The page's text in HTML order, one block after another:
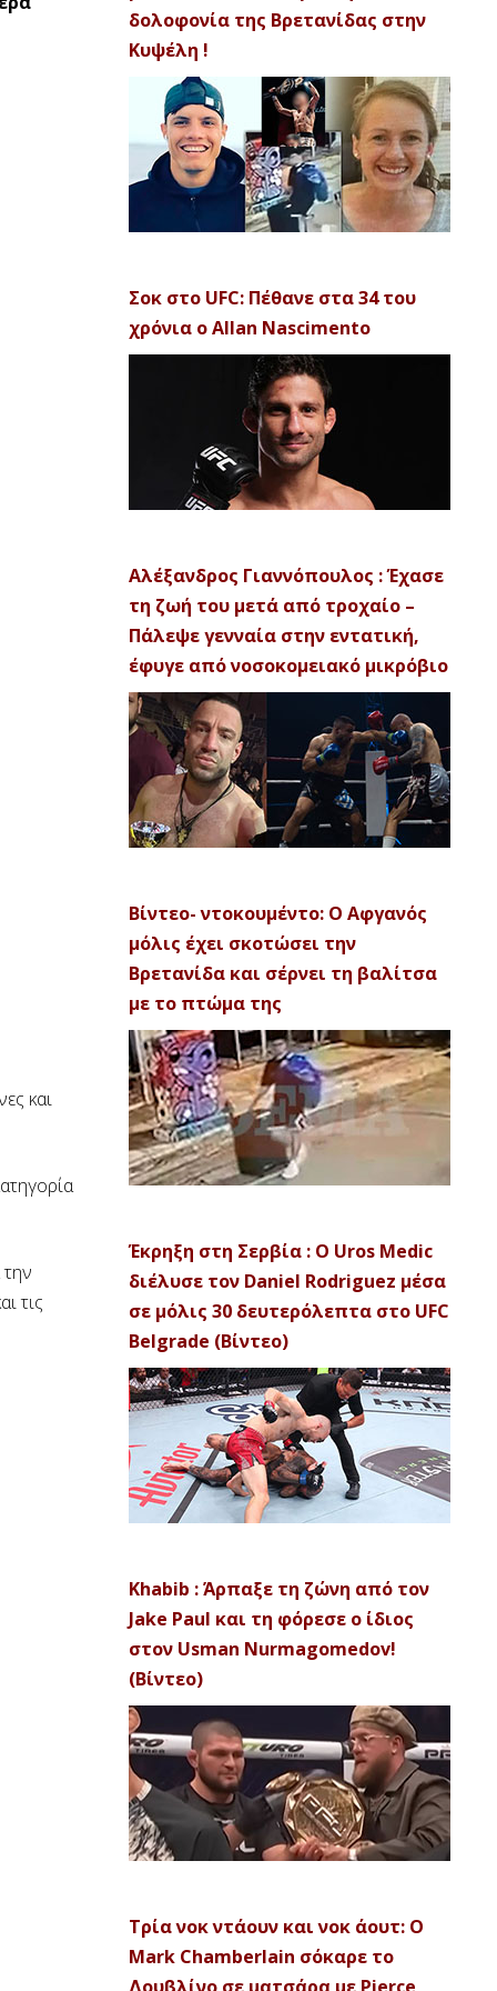
και
τις
δολοφονία της Βρετανίδας στην
Κυψέλη !
Σοκ στο UFC: Πέθανε στα 34 του
χρόνια ο Allan Nascimento
Αλέξανδρος Γιαννόπουλος : Έχασε
τη ζωή του μετά από τροχαίο –
Πάλεψε γενναία στην εντατική,
έφυγε από νοσοκομειακό μικρόβιο
Βίντεο- ντοκουμέντο: Ο Αφγανός
μόλις έχει σκοτώσει την
Βρετανίδα και σέρνει τη βαλίτσα
με το πτώμα της
Έκρηξη στη Σερβία : Ο Uros Medic
διέλυσε τον Daniel Rodriguez μέσα
σε μόλις 30 δευτερόλεπτα στο UFC
Belgrade (Βίντεο)
Khabib : Άρπαξε τη ζώνη από τον
Jake Paul και τη φόρεσε ο ίδιος
στον Usman Nurmagomedov!
(Βίντεο)
Τρία νοκ ντάουν και νοκ άουτ: Ο
Mark Chamberlain σόκαρε το